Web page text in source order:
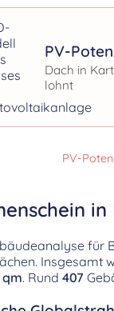
PV-
Dach in
lohnt
PV-
für
Insgesamt
qm. Rund 407